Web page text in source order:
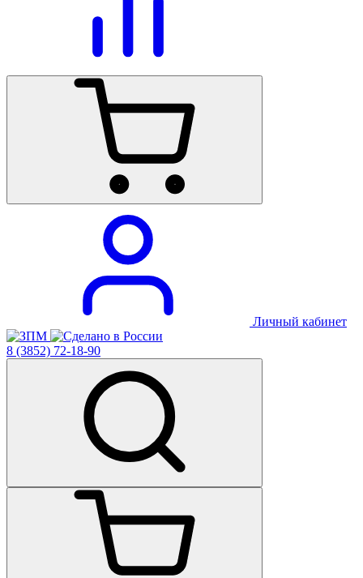
Личный кабинет
8 (3852) 72-18-90